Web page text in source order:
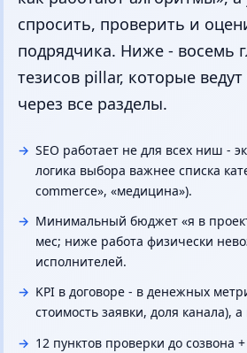
спросить, проверить и
подрядчика. Ниже - восемь
тезисов pillar, которые ведут
через все разделы.
SEO работает не для всех ниш -
логика выбора важнее списка
commerce», «медицина»).
Минимальный бюджет «я в
мес; ниже работа физически
исполнителей.
KPI в договоре - в денежных
стоимость заявки, доля канала),
12 пунктов проверки до созвона